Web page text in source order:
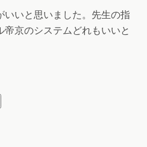
いいと思いました。先生の指
京のシステムどれもいいと